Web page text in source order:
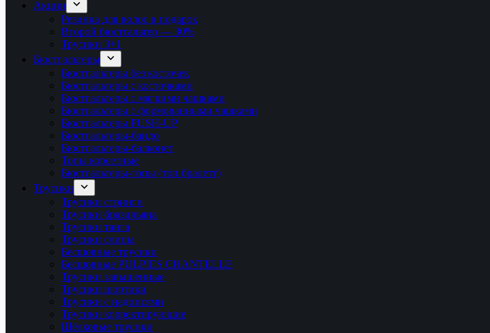
Акции
Резинка для волос в подарок
Второй бюстгальтер — 30%
Трусики 3+1
Бюстгальтеры
Бюстгальтеры без косточек
Бюстгальтеры с косточками
Бюстгальтеры с мягкими чашками
Бюстгальтеры с формованными чашками
Бюстгальтеры PUSH-UP
Бюстгальтеры-бандо
Бюстгальтеры-балконет
Топы корсетные
Бюстгальтеры-топы (топ бралетт)
Трусики
Трусики стринги
Трусики бразильяна
Трусики танга
Трусики слипы
Бесшовные трусики
Бесшовные PULPIES CHANTELLE
Трусики завышенные
Трусики шортики
Трусики с надписями
Трусики корректирующие
Шёлковые трусики